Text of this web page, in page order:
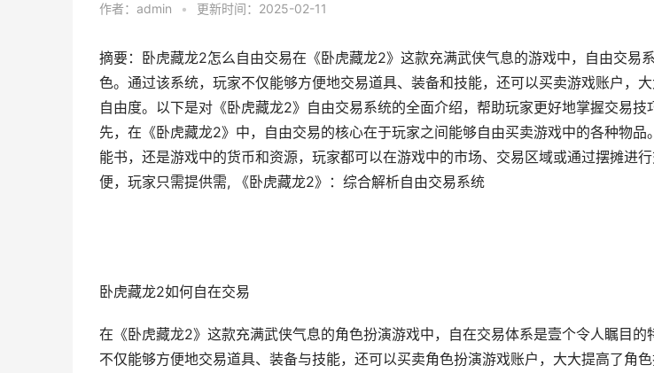
作者： admin • 更新时间：2025-02-11
摘要：卧虎藏龙2怎么自由交易在《卧虎藏龙2》这款充满武侠气息的游戏中，自由交易
色。通过该系统，玩家不仅能够方便地交易道具、装备和技能，还可以买卖游戏账户，
自由度。以下是对《卧虎藏龙2》自由交易系统的全面介绍，帮助玩家更好地掌握交易技
先，在《卧虎藏龙2》中，自由交易的核心在于玩家之间能够自由买卖游戏中的各种物品
能书，还是游戏中的货币和资源，玩家都可以在游戏中的市场、交易区域或通过摆摊进
便，玩家只需提供需, 《卧虎藏龙2》：综合解析自由交易系统
卧虎藏龙2如何自在交易
在《卧虎藏龙2》这款充满武侠气息的角色扮演游戏中，自在交易体系是壹个令人瞩目的
不仅能够方便地交易道具、装备与技能，还可以买卖角色扮演游戏账户，大大提高了角